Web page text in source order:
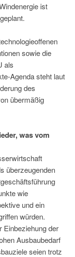
ist
sowie die
als
Agenda steht laut
des
übermäßig
was vom
überzeugenden
wie
und ein
würden.
Einbeziehung der
Ausbaubedarf
seien trotz